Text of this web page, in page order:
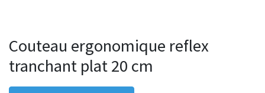
Couteau ergonomique reflex
tranchant plat 20 cm